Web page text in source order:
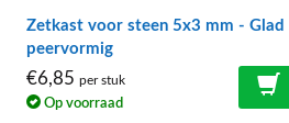
Zetkast voor steen 5x3 mm - Glad
peervormig
€6,85 per stuk
Op voorraad